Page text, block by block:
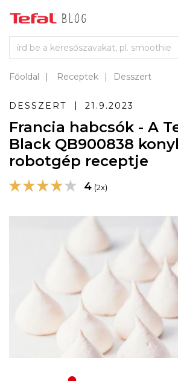
Főoldal Receptek Desszert
DESSZERT 21.9.2023
Francia habcsók - A
Black QB900838
robotgép receptje
4 (2x)